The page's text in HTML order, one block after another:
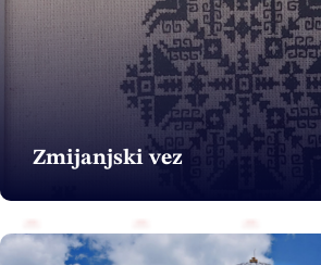
Zmijanjski vez